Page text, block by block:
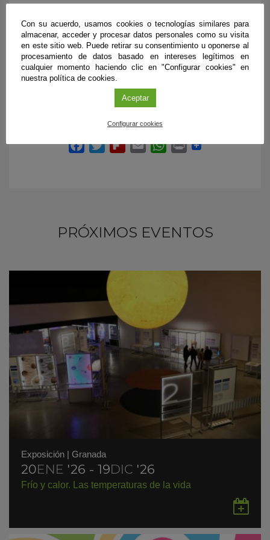
Sociedad Española de Neurociencia
(SENC)
Más información
En este enlace
PRÓXIMOS EVENTOS
Exposición | Granada
20ENE '26 - 19DIC '26
Frío y calor. Las temperaturas de la vida
en
Con su acuerdo, usamos cookies o tecnologías similares para
almacenar, acceder y procesar datos personales como su visita
en este sitio web. Puede retirar su consentimiento u oponerse al
procesamiento de datos basado en intereses legítimos en
cualquier momento haciendo clic en "Configurar cookies" en
nuestra política de cookies.
Aceptar
Configurar cookies